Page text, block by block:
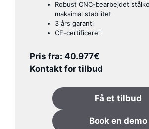
Robust CNC-bearbejdet
maksimal stabilitet
3 års garanti
CE-certificeret
Pris fra: 40.977€
Kontakt for tilbud
Få et tilbud
Booken demo